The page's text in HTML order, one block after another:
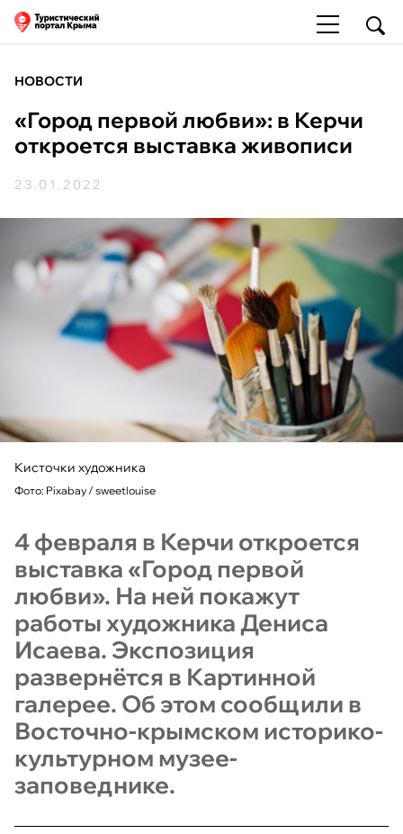
НОВОСТИ
«Город первой любви»: в Керчи
откроется выставка живописи
23.01.2022
Кисточки художника
Фото: Pixabay / sweetlouise
4 февраля в Керчи откроется
выставка «Город первой
любви». На ней покажут
работы художника Дениса
Исаева. Экспозиция
развернётся в Картинной
галерее. Об этом сообщили в
Восточно-крымском историко-
культурном музее-
заповеднике.